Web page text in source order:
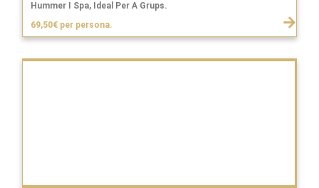
Hummer I Spa, Ideal Per A Grups.
69,50€ per persona.